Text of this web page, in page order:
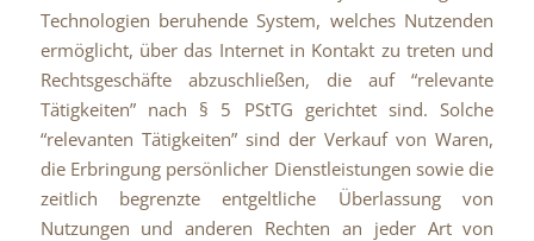
Technologien beruhende System, welches Nutzenden
ermöglicht, über das Internet in Kontakt zu treten und
Rechtsgeschäfte abzuschließen, die auf “relevante
Tätigkeiten” nach § 5 PStTG gerichtet sind. Solche
“relevanten Tätigkeiten” sind der Verkauf von Waren,
die Erbringung persönlicher Dienstleistungen sowie die
zeitlich begrenzte entgeltliche Überlassung von
Nutzungen und anderen Rechten an jeder Art von